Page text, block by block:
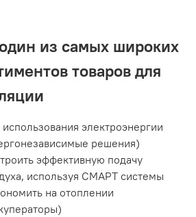
из самых широких
товаров для
электроэнергии
решения)
эффективную подачу
используя СМАРТ системы
на отоплении